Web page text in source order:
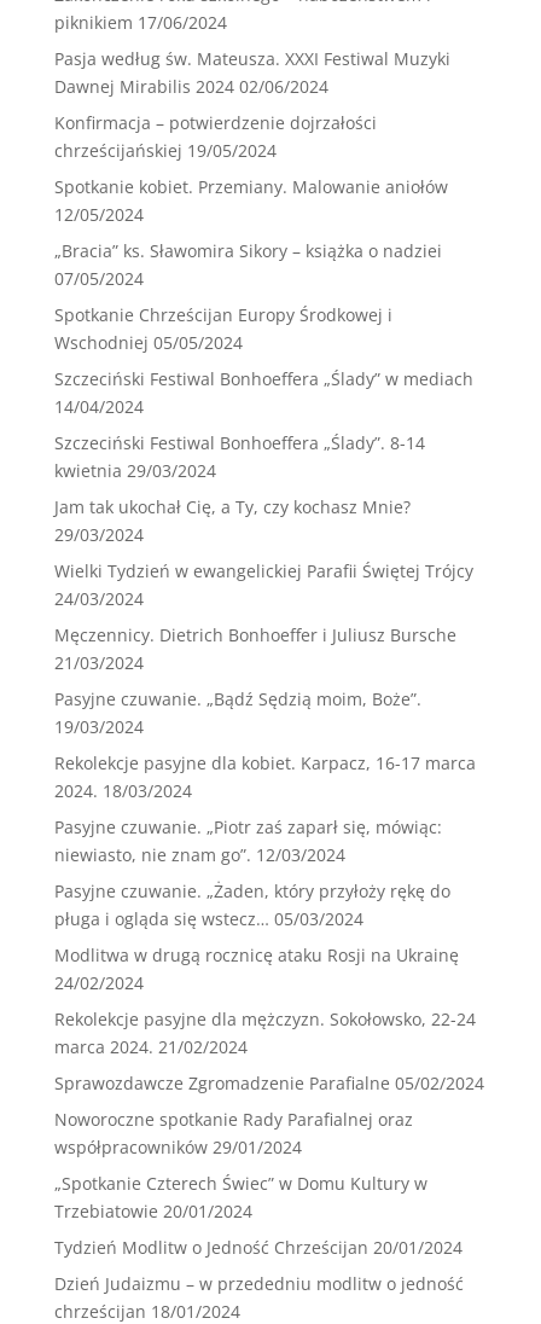
piknikiem 17/06/2024
Pasja według św. Mateusza. XXXI Festiwal Muzyki
Dawnej Mirabilis 2024 02/06/2024
Konfirmacja – potwierdzenie dojrzałości
chrześcijańskiej 19/05/2024
Spotkanie kobiet. Przemiany. Malowanie aniołów
12/05/2024
„Bracia” ks. Sławomira Sikory – książka o nadziei
07/05/2024
Spotkanie Chrześcijan Europy Środkowej i
Wschodniej 05/05/2024
Szczeciński Festiwal Bonhoeffera „Ślady” w mediach
14/04/2024
Szczeciński Festiwal Bonhoeffera „Ślady”. 8-14
kwietnia 29/03/2024
Jam tak ukochał Cię, a Ty, czy kochasz Mnie?
29/03/2024
Wielki Tydzień w ewangelickiej Parafii Świętej Trójcy
24/03/2024
Męczennicy. Dietrich Bonhoeffer i Juliusz Bursche
21/03/2024
Pasyjne czuwanie. „Bądź Sędzią moim, Boże”.
19/03/2024
Rekolekcje pasyjne dla kobiet. Karpacz, 16-17 marca
2024. 18/03/2024
Pasyjne czuwanie. „Piotr zaś zaparł się, mówiąc:
niewiasto, nie znam go”. 12/03/2024
Pasyjne czuwanie. „Żaden, który przyłoży rękę do
pługa i ogląda się wstecz… 05/03/2024
Modlitwa w drugą rocznicę ataku Rosji na Ukrainę
24/02/2024
Rekolekcje pasyjne dla mężczyzn. Sokołowsko, 22-24
marca 2024. 21/02/2024
Sprawozdawcze Zgromadzenie Parafialne 05/02/2024
Noworoczne spotkanie Rady Parafialnej oraz
współpracowników 29/01/2024
„Spotkanie Czterech Świec” w Domu Kultury w
Trzebiatowie 20/01/2024
Tydzień Modlitw o Jedność Chrześcijan 20/01/2024
Dzień Judaizmu – w przededniu modlitw o jedność
chrześcijan 18/01/2024